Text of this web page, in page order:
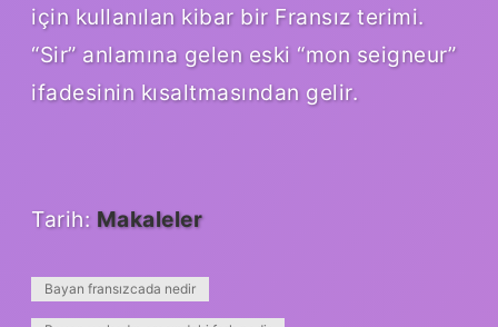
için kullanılan kibar bir Fransız terimi.
“Sir” anlamına gelen eski “mon seigneur”
ifadesinin kısaltmasından gelir.
Tarih: Makaleler
Bayan fransızcada nedir